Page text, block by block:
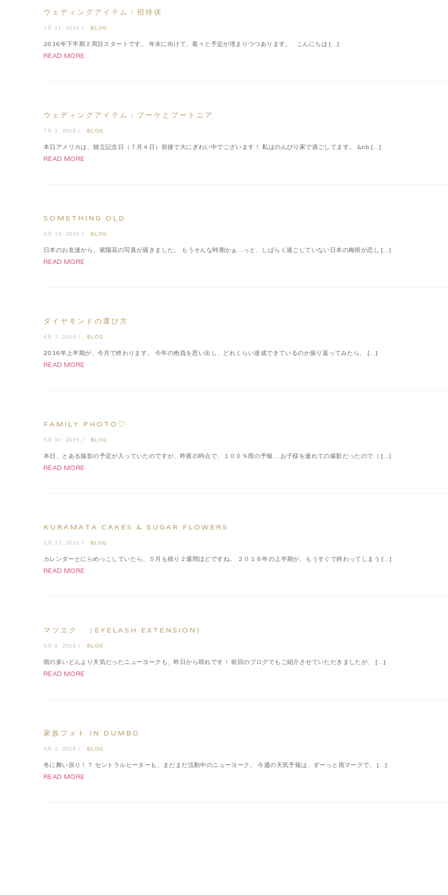
ウェディングアイテム：招待状
7月 11, 2016 / BLOG
2016年下半期２周目スタートです。 年末に向けて、着々と予定が埋まりつつあります。 こんにちは […]
READ MORE
ウェディングアイテム：ブーケとブートニア
7月 3, 2016 / BLOG
本日アメリカは、独立記念日（７月４日）前後で大にぎわい中でございます！ 私はのんびり家で過ごしてます。 &nb […]
READ MORE
SOMETHING OLD
6月 14, 2016 / BLOG
日本のお友達から、紫陽花の写真が届きました。 もうそんな時期かぁ…っと、しばらく過ごしていない日本の梅雨が恋し […]
READ MORE
ダイヤモンドの選び方
6月 7, 2016 / BLOG
2016年上半期が、今月で終わります。 今年の抱負を思い出し、どれくらい達成できているのか振り返ってみたら、 […]
READ MORE
FAMILY PHOTO♡
5月 30, 2016 / BLOG
本日、とある撮影の予定が入っていたのですが、昨夜の時点で、１００％雨の予報… お子様を連れての撮影だったので（ […]
READ MORE
KURAMATA CAKES & SUGAR FLOWERS
5月 17, 2016 / BLOG
カレンダーとにらめっこしていたら、５月も残り２週間ほどですね。 ２０１６年の上半期が、もうすぐで終わってしまう […]
READ MORE
マツエク （EYELASH EXTENSION)
5月 9, 2016 / BLOG
雨の多いどんより天気だったニューヨークも、昨日から晴れです！ 前回のブログでもご紹介させていただきましたが、 […]
READ MORE
家族フォト IN DUMBO
5月 2, 2016 / BLOG
冬に舞い戻り！？ セントラルヒーターも、まだまだ活動中のニューヨーク。 今週の天気予報は、ずーっと雨マークで、 […]
READ MORE